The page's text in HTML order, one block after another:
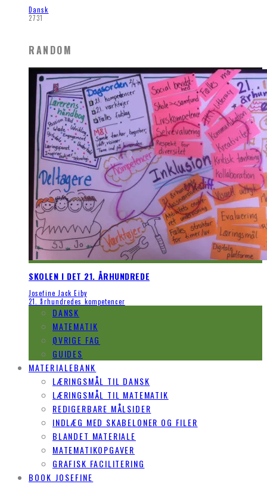
Dansk
2731
RANDOM
SKOLEN I DET 21. ÅRHUNDREDE
Josefine Jack Eiby
21. århundredes kompetencer
DANSK
MATEMATIK
ØVRIGE FAG
GUIDES
MATERIALEBANK
LÆRINGSMÅL TIL DANSK
LÆRINGSMÅL TIL MATEMATIK
REDIGERBARE MÅLSIDER
INDLÆG MED SKABELONER OG FILER
BLANDET MATERIALE
MATEMATIKOPGAVER
GRAFISK FACILITERING
BOOK JOSEFINE